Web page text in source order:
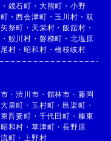
・ 鏡石町 ・ 大熊町 ・ 小野
・西会津町 ・ 玉川村 ・ 双
矢祭町 ・ 天栄村 ・飯舘村 ・
・ 鮫川村 ・ 磐梯町 ・ 北塩原
村 ・昭和村 ・檜枝岐村
・渋川市 ・ 館林市 ・ 藤岡
大泉町 ・ 玉村町 ・邑楽町 ・
東吾妻町 ・ 千代田町 ・ 榛東
昭和村 ・ 草津町 ・長野原
町 ・ 上野村